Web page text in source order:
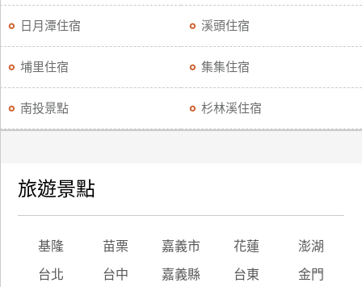
日月潭住宿 溪頭住宿
埔里住宿 集集住宿
南投景點 杉林溪住宿
旅遊景點
基隆 苗栗 嘉義市 花蓮 澎湖
台北 台中 嘉義縣 台東 金門